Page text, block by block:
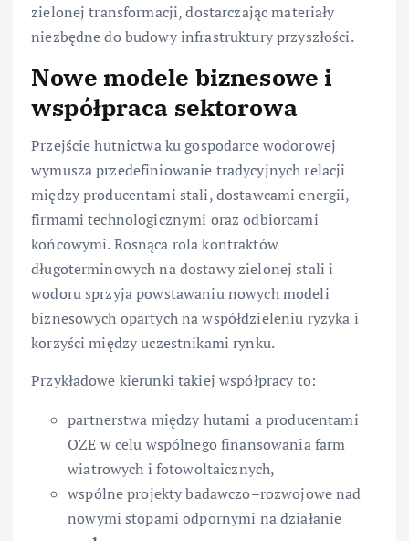
zielonej transformacji, dostarczając materiały
niezbędne do budowy infrastruktury przyszłości.
Nowe modele biznesowe i
współpraca sektorowa
Przejście hutnictwa ku gospodarce wodorowej
wymusza przedefiniowanie tradycyjnych relacji
między producentami stali, dostawcami energii,
firmami technologicznymi oraz odbiorcami
końcowymi. Rosnąca rola kontraktów
długoterminowych na dostawy zielonej stali i
wodoru sprzyja powstawaniu nowych modeli
biznesowych opartych na współdzieleniu ryzyka i
korzyści między uczestnikami rynku.
Przykładowe kierunki takiej współpracy to:
partnerstwa między hutami a producentami
OZE w celu wspólnego finansowania farm
wiatrowych i fotowoltaicznych,
wspólne projekty badawczo–rozwojowe nad
nowymi stopami odpornymi na działanie